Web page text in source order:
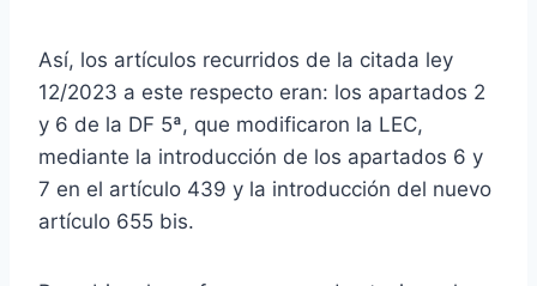
Así, los artículos recurridos de la citada ley
12/2023 a este respecto eran: los apartados 2
y 6 de la DF 5ª, que modificaron la LEC,
mediante la introducción de los apartados 6 y
7 en el artículo 439 y la introducción del nuevo
artículo 655 bis.